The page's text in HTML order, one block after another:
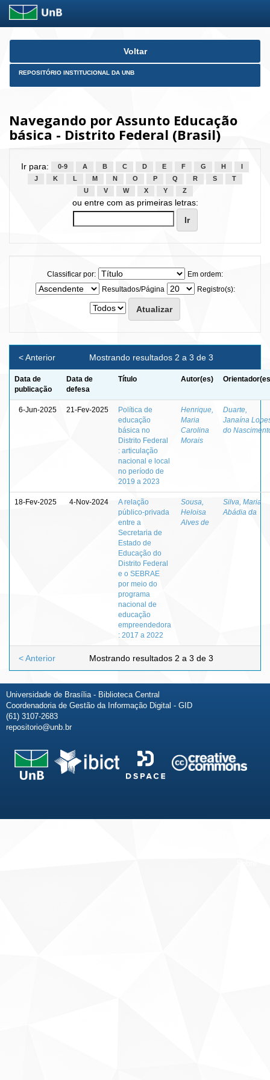
Skip
Voltar
REPOSITÓRIO INSTITUCIONAL DA UNB
Navegando por Assunto Educação
básica - Distrito Federal (Brasil)
Ir para: 0-9 A B C D E F G H
J
K L M N O P Q R S
T
U
V W X Y Z
ou entre com as primeiras letras:
Classificar por:
Em ordem:
Resultados/Página
Registro(s):
Mostrando resultados 2 a 3 de 3
< Anterior
Data de
publicação
Data de
defesa
Título Autor(es)
6-Jun-2025 21-Fev-2025
Política de
educação
básica no
Distrito Federal
: articulação
nacional e local
no período de
2019 a 2023
Henrique,
Maria
Carolina
Morais
Duarte,
Janaína
do
18-Fev-2025 4-Nov-2024
A relação
público-privada
entre a
Secretaria de
Estado de
Educação do
Distrito Federal
e o SEBRAE
por meio do
programa
nacional de
educação
empreendedora
: 2017 a 2022
Sousa,
Heloisa
Alves de
Silva, Maria
Abádia da
Mostrando resultados 2 a 3 de 3
< Anterior
Universidade de Brasília - Biblioteca Central
Coordenadoria de Gestão da Informação Digital - GID
(61) 3107-2683
repositorio@unb.br